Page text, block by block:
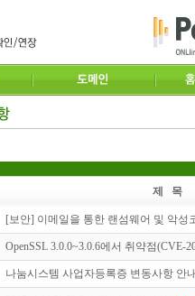
제 목
[보안] 이메일을 통한 랜섬웨어 및 악성
OpenSSL 3.0.0~3.0.6에서 취약점(CVE-
나눔시스템 사업자등록증 변동사항 안내